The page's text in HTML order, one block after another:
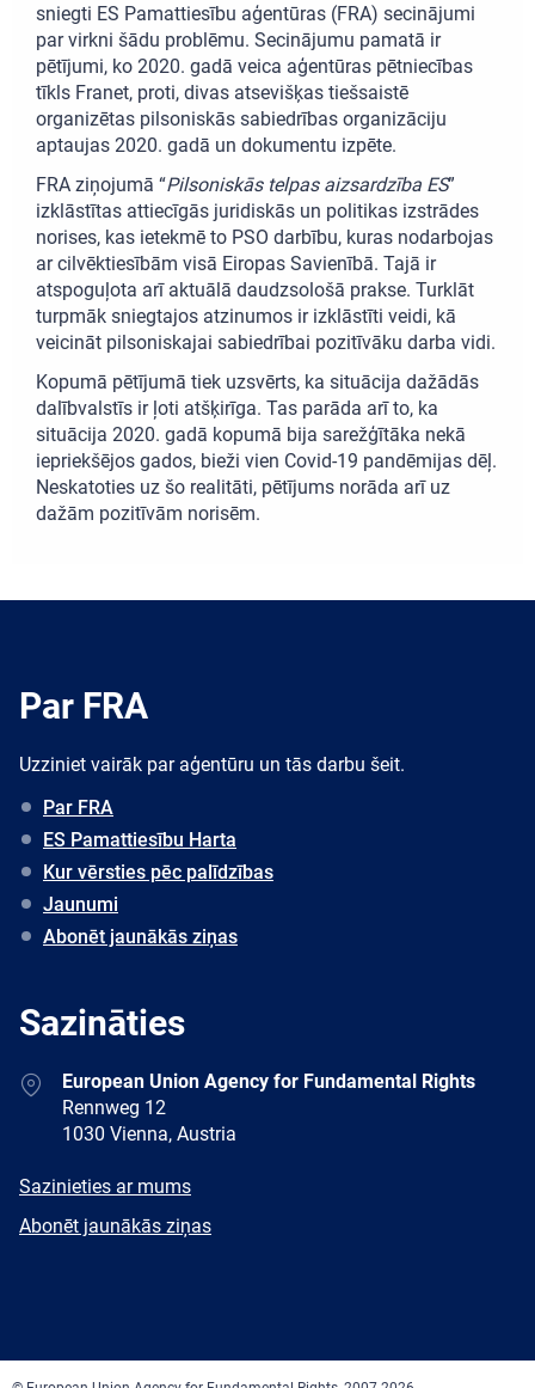
sniegti ES Pamattiesību aģentūras (FRA) secinājumi
par virkni šādu problēmu. Secinājumu pamatā ir
pētījumi, ko 2020. gadā veica aģentūras pētniecības
tīkls Franet, proti, divas atsevišķas tiešsaistē
organizētas pilsoniskās sabiedrības organizāciju
aptaujas 2020. gadā un dokumentu izpēte.
FRA ziņojumā “Pilsoniskās telpas aizsardzība ES”
izklāstītas attiecīgās juridiskās un politikas izstrādes
norises, kas ietekmē to PSO darbību, kuras nodarbojas
ar cilvēktiesībām visā Eiropas Savienībā. Tajā ir
atspoguļota arī aktuālā daudzsološā prakse. Turklāt
turpmāk sniegtajos atzinumos ir izklāstīti veidi, kā
veicināt pilsoniskajai sabiedrībai pozitīvāku darba vidi.
Kopumā pētījumā tiek uzsvērts, ka situācija dažādās
dalībvalstīs ir ļoti atšķirīga. Tas parāda arī to, ka
situācija 2020. gadā kopumā bija sarežģītāka nekā
iepriekšējos gados, bieži vien Covid-19 pandēmijas dēļ.
Neskatoties uz šo realitāti, pētījums norāda arī uz
dažām pozitīvām norisēm.
Par FRA
Uzziniet vairāk par aģentūru un tās darbu šeit.
Par FRA
ES Pamattiesību Harta
Kur vērsties pēc palīdzības
Jaunumi
Abonēt jaunākās ziņas
Sazināties
AddressEuropean Union Agency for Fundamental Rights
Rennweg 12
1030 Vienna, Austria
E-
Sazinieties ar mums
Newsletter
Abonēt jaunākās ziņas